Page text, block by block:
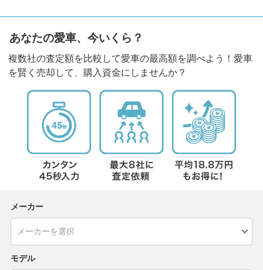
あなたの愛車、今いくら？
複数社の査定額を比較して愛車の最高額を調べよう！愛車
を賢く売却して、購入資金にしませんか？
メーカー
モデル